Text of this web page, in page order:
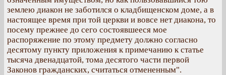
землею диакон не заботился о кладбищенском доме, а в
настоящее время при той церкви и вовсе нет диакона, то
посему прежнее до сего состоявшееся мое
распоряжение по этому предмету должно согласно
десятому пункту приложения к примечанию к статье
тысяча двенадцатой, тома десятого части первой
Законов гражданских, считаться отмененным".